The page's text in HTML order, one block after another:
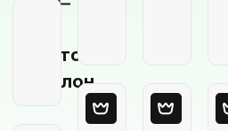
Пустой
шаблон